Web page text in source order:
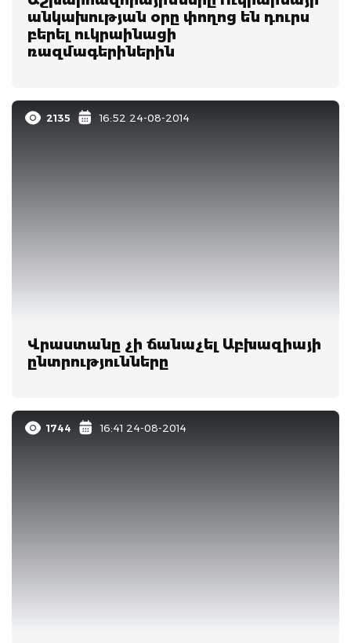
անկախության օրը փողոց են դուրս
բերել ուկրաինացի
ռազմագերիներին
2135 16:52 24-08-2014
Վրաստանը չի ճանաչել Աբխազիայի
ընտրությունները
1744 16:41 24-08-2014